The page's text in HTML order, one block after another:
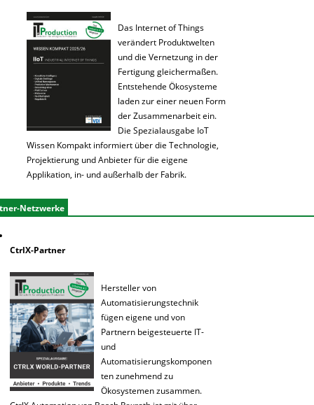
Das Internet of Things
verändert Produktwelten
und die Vernetzung in der
Fertigung gleichermaßen.
Entstehende Ökosysteme
laden zur einer neuen Form
der Zusammenarbeit ein.
Die Spezialausgabe IoT
Wissen Kompakt informiert über die Technologie,
Projektierung und Anbieter für die eigene
Applikation, in- und außerhalb der Fabrik.
Netzwerke
CtrlX-Partner
Hersteller von
Automatisierungstechnik
fügen eigene und von
Partnern beigesteuerte IT-
und
Automatisierungskomponen
ten zunehmend zu
Ökosystemen zusammen.